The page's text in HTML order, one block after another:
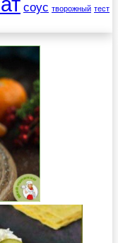
соус творожный тест